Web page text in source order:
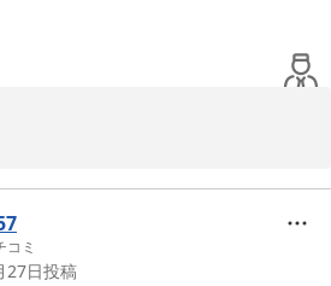
。
とうございます。またコメントをお寄
掃不備やお部屋の臭いにおきまして、ご
したことを深くお詫び申し上げます。い
掃時の点検強化とともに、快適な客室
す。貴重なご意見をお寄せいただき、
コミ
27日投稿